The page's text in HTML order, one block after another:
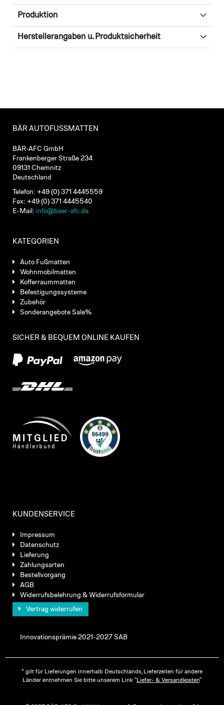
Produktion
Herstellerangaben u. Produktsicherheit
BÄR AUTOFUSSMATTEN
BÄR-AFC GmbH
Frankenberger Straße 234
09131 Chemnitz
Deutschland
Telefon: +49 (0) 371 4445559
Fax: +49 (0) 371 4445540
E-Mail: info@baer-afc.de
KATEGORIEN
Auto Fußmatten
Wohnmobilmatten
Kofferraummatten
Befestigungssysteme
Zubehör
Sonderangebote Sale%
SICHER & BEQUEM ONLINE KAUFEN
KUNDENSERVICE
Impressum
Datenschutz
Lieferung
Zahlungsarten
Bestellvorgang
AGB
Widerrufsbelehrung & Widerrufsformular
Vertrag widerrufen
Innovationsprämie 2021-2027 SAB
* gilt für Lieferungen innerhalb Deutschlands, Lieferzeiten für andere
Länder entnehmen Sie bitte unserem Link "Liefer- & Versandkosten"